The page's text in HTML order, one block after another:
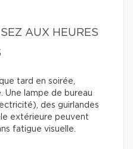
AUX HEURES
tard en soirée,
Une lampe de bureau
des guirlandes
extérieure peuvent
fatigue visuelle.